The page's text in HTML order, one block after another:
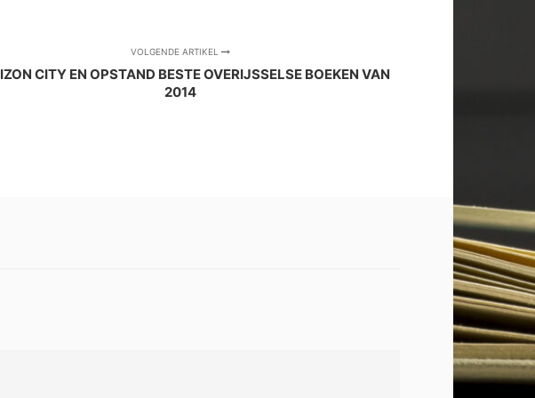
VOLGENDE ARTIKEL
CITY EN OPSTAND BESTE OVERIJSSELSE BOEKEN VAN
2014